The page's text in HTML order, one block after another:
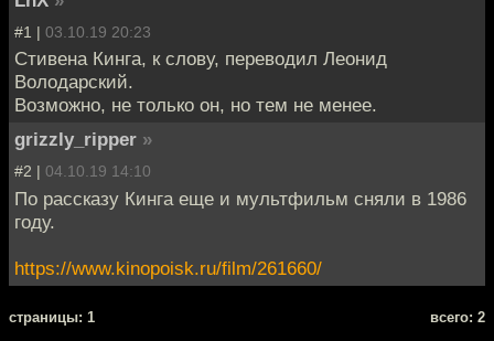
#1 | 03.10.19 20:23
Стивена Кинга, к слову, переводил Леонид
Володарский.
Возможно, не только он, но тем не менее.
grizzly_ripper »
#2 | 04.10.19 14:10
По рассказу Кинга еще и мультфильм сняли в 1986
году.
https://www.kinopoisk.ru/film/261660/
cтраницы: 1 всего: 2